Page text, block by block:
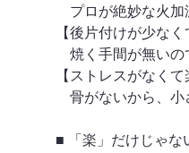
プロが絶妙な火加
【後片付けが少なく
焼く手間が無いの
【ストレスがなくて
骨がないから、小
■ 「楽」だけじゃな